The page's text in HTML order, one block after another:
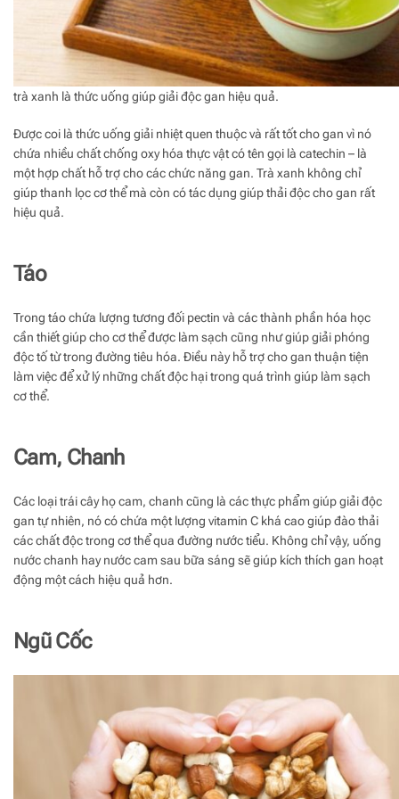
trà xanh là thức uống giúp giải độc gan hiệu quả.
Được coi là thức uống giải nhiệt quen thuộc và rất tốt cho gan vì nó
chứa nhiều chất chống oxy hóa thực vật có tên gọi là catechin – là
một hợp chất hỗ trợ cho các chức năng gan. Trà xanh không chỉ
giúp thanh lọc cơ thể mà còn có tác dụng giúp thải độc cho gan rất
hiệu quả.
Táo
Trong táo chứa lượng tương đối pectin và các thành phần hóa học
cần thiết giúp cho cơ thể được làm sạch cũng như giúp giải phóng
độc tố từ trong đường tiêu hóa. Điều này hỗ trợ cho gan thuận tiện
làm việc để xử lý những chất độc hại trong quá trình giúp làm sạch
cơ thể.
Cam, Chanh
Các loại trái cây họ cam, chanh cũng là các thực phẩm giúp giải độc
gan tự nhiên, nó có chứa một lượng vitamin C khá cao giúp đào thải
các chất độc trong cơ thể qua đường nước tiểu. Không chỉ vậy, uống
nước chanh hay nước cam sau bữa sáng sẽ giúp kích thích gan hoạt
động một cách hiệu quả hơn.
Ngũ Cốc